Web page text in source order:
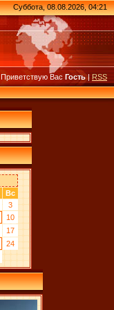
Суббота, 08.08.2026, 04:21
Приветствую Вас Гость|RSS
Вс
3
10
17
24